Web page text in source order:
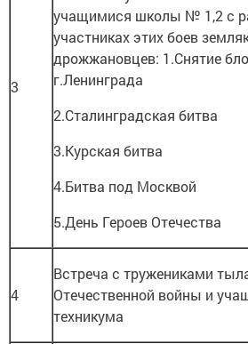
3
учащимися школы № 1,2 с
участниках этих боев
дрожжановцев: 1.Снятие
г.Ленинграда
2.Сталинградская битва
3.Курская битва
4.Битва под Москвой
5.День Героев Отечества
4
Встреча с тружениками
Отечественной войны и
техникума